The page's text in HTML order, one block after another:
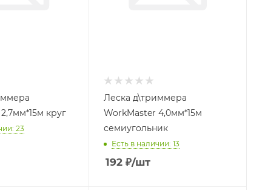
круг
23
Леска д\триммера
WorkMaster 4,0мм*15м
семиугольник
Есть в наличии: 13
192 ₽/шт